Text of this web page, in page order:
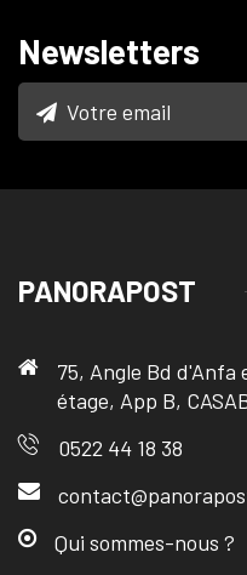
Newsletters
PANORAPOST
75, Angle Bd d'Anfa
étage, App B,
0522 44 18 38
Qui sommes-nous ?